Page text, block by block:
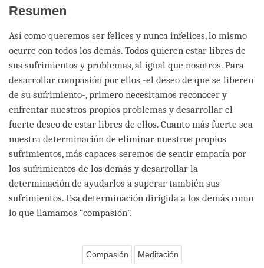
Resumen
Así como queremos ser felices y nunca infelices, lo mismo
ocurre con todos los demás. Todos quieren estar libres de
sus sufrimientos y problemas, al igual que nosotros. Para
desarrollar compasión por ellos -el deseo de que se liberen
de su sufrimiento-, primero necesitamos reconocer y
enfrentar nuestros propios problemas y desarrollar el
fuerte deseo de estar libres de ellos. Cuanto más fuerte sea
nuestra determinación de eliminar nuestros propios
sufrimientos, más capaces seremos de sentir empatía por
los sufrimientos de los demás y desarrollar la
determinación de ayudarlos a superar también sus
sufrimientos. Esa determinación dirigida a los demás como
lo que llamamos “compasión”.
Compasión Meditación